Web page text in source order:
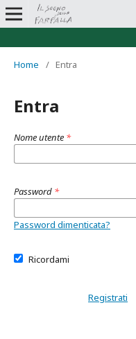
Home / Entra
Entra
Nome utente *
Password *
Password dimenticata?
Ricordami
Registrati